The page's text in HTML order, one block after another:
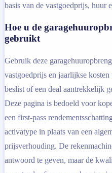
basis van de vastgoedprijs, huur
Hoe u de
gebruikt
Gebruik deze
vastgoedprijs en jaarlijkse
beslist of een deal aantrekkelijk
Deze pagina is bedoeld voor
een first-pass
activatype in plaats van een
prijsverhouding. De
antwoord te geven, maar de